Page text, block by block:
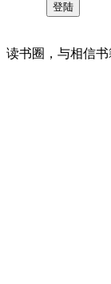
读书圈，与相信